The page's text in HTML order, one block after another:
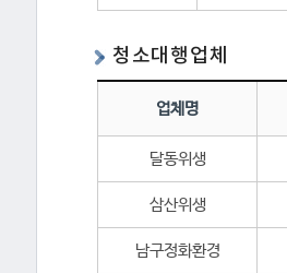
청소대행업체
업체명
달동위생
삼산위생
남구정화환경